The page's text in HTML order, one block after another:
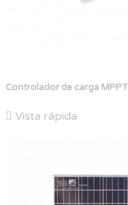
Controlador de carga MPPT
 Vista rápida